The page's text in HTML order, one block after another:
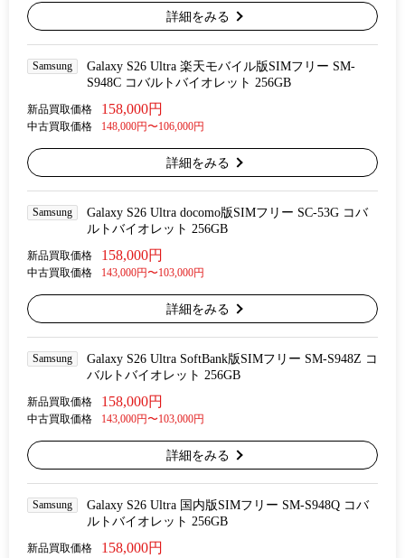
詳細をみる
Samsung
Galaxy S26 Ultra 楽天モバイル版SIMフリー SM-
S948C コバルトバイオレット 256GB
新品買取価格 158,000円
中古買取価格 148,000円〜106,000円
詳細をみる
Samsung
Galaxy S26 Ultra docomo版SIMフリー SC-53G コバ
ルトバイオレット 256GB
新品買取価格 158,000円
中古買取価格 143,000円〜103,000円
詳細をみる
Samsung
Galaxy S26 Ultra SoftBank版SIMフリー SM-S948Z コ
バルトバイオレット 256GB
新品買取価格 158,000円
中古買取価格 143,000円〜103,000円
詳細をみる
Samsung
Galaxy S26 Ultra 国内版SIMフリー SM-S948Q コバ
ルトバイオレット 256GB
新品買取価格 158,000円